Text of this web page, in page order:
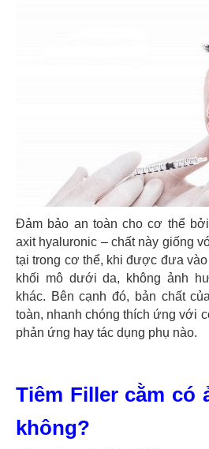
Đảm bảo an toàn cho cơ thể
axit hyaluronic – chất này giống
tại trong cơ thể, khi được đưa
khối mô dưới da, không ảnh
khác. Bên cạnh đó, bản chất
toàn, nhanh chóng thích ứng với
phản ứng hay tác dụng phụ nào.
Tiêm Filler cằm có
không?